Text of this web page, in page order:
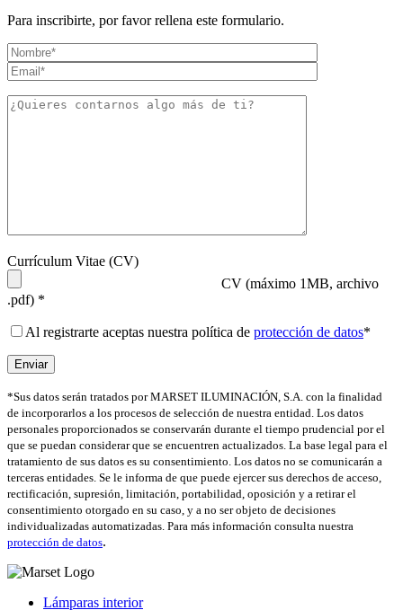
Para inscribirte, por favor rellena este formulario.
Currículum Vitae (CV)
CV (máximo 1MB, archivo
.pdf) *
Al registrarte aceptas nuestra política de protección de datos*
*Sus datos serán tratados por MARSET ILUMINACIÓN, S.A. con la finalidad
de incorporarlos a los procesos de selección de nuestra entidad. Los datos
personales proporcionados se conservarán durante el tiempo prudencial por el
que se puedan considerar que se encuentren actualizados. La base legal para el
tratamiento de sus datos es su consentimiento. Los datos no se comunicarán a
terceras entidades. Se le informa de que puede ejercer sus derechos de acceso,
rectificación, supresión, limitación, portabilidad, oposición y a retirar el
consentimiento otorgado en su caso, y a no ser objeto de decisiones
individualizadas automatizadas. Para más información consulta nuestra
protección de datos.
Lámparas interior